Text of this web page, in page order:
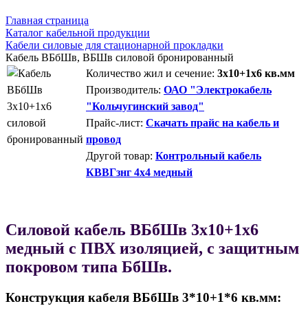
Главная страница
Каталог кабельной продукции
Кабели силовые для стационарной прокладки
Кабель ВБбШв, ВБШв силовой бронированный
Количество жил и сечение: 3х10+1х6 кв.мм
Производитель: ОАО "Электрокабель
"Кольчугинский завод"
Прайс-лист: Скачать прайс на кабель и
провод
Другой товар: Контрольный кабель
КВВГзнг 4х4 медный
Силовой кабель ВБбШв 3х10+1х6
медный с ПВХ изоляцией, с защитным
покровом типа БбШв.
Конструкция кабеля ВБбШв 3*10+1*6 кв.мм: